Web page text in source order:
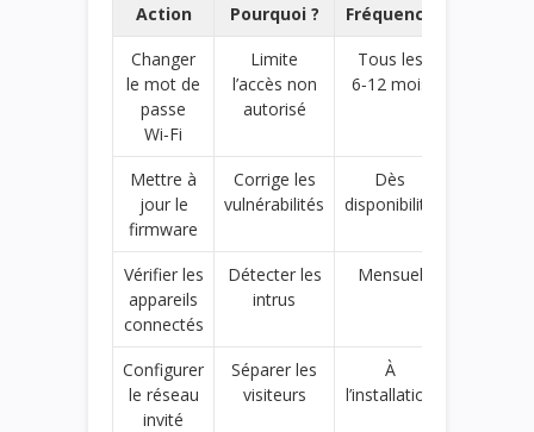
Action Pourquoi ?
Fréquence
Changer
le mot de
passe
Wi‑Fi
Limite
l’accès non
autorisé
Tous les
6‑12 mois
Mettre à
jour le
firmware
Corrige les
vulnérabilités
Dès
disponibilité
Vérifier les
appareils
connectés
Détecter les
intrus
Mensuel
Configurer
le réseau
invité
Séparer les
visiteurs
À
l’installation